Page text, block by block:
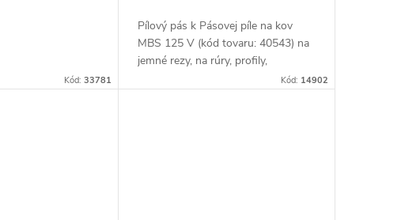
Kód: 33781
Pílový pás k Pásovej píle na kov
MBS 125 V (kód tovaru: 40543) na
jemné rezy, na rúry, profily,
Kód: 14902